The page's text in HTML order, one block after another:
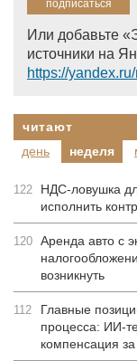
Или добавьте
источники на
https://
читают
день
неделя
122
НДС-ловушка
исполнить
120 Аренда авто с
возникнуть
112
Главные
процесса: ИИ-
компенсация